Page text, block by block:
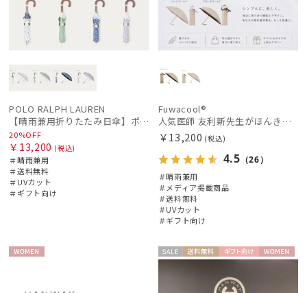
POLO RALPH LAUREN
【晴雨兼用折りたたみ日傘】ポロ ラルフ ローレン (POLO RALPH LAUREN) WoodBloac Flower 遮光 UV 遮熱
20%OFF
￥13,200 (税込)
＃晴雨兼用
＃送料無料
＃UVカット
＃ギフト向け
Fuwacool®
人気医師 友利新先生がほんきで作った”絶対に忘れない誰でも日傘” 50【晴雨兼用折りたたみ日傘】フワクール® (Fuwacool®) 雨の日OK 軽量 遮光100％ UV100%
￥13,200 (税込)
4.5 （26）
＃晴雨兼用
＃メディア掲載商品
＃送料無料
＃UVカット
＃ギフト向け
セー 送料無 ギフト
向け
WOME